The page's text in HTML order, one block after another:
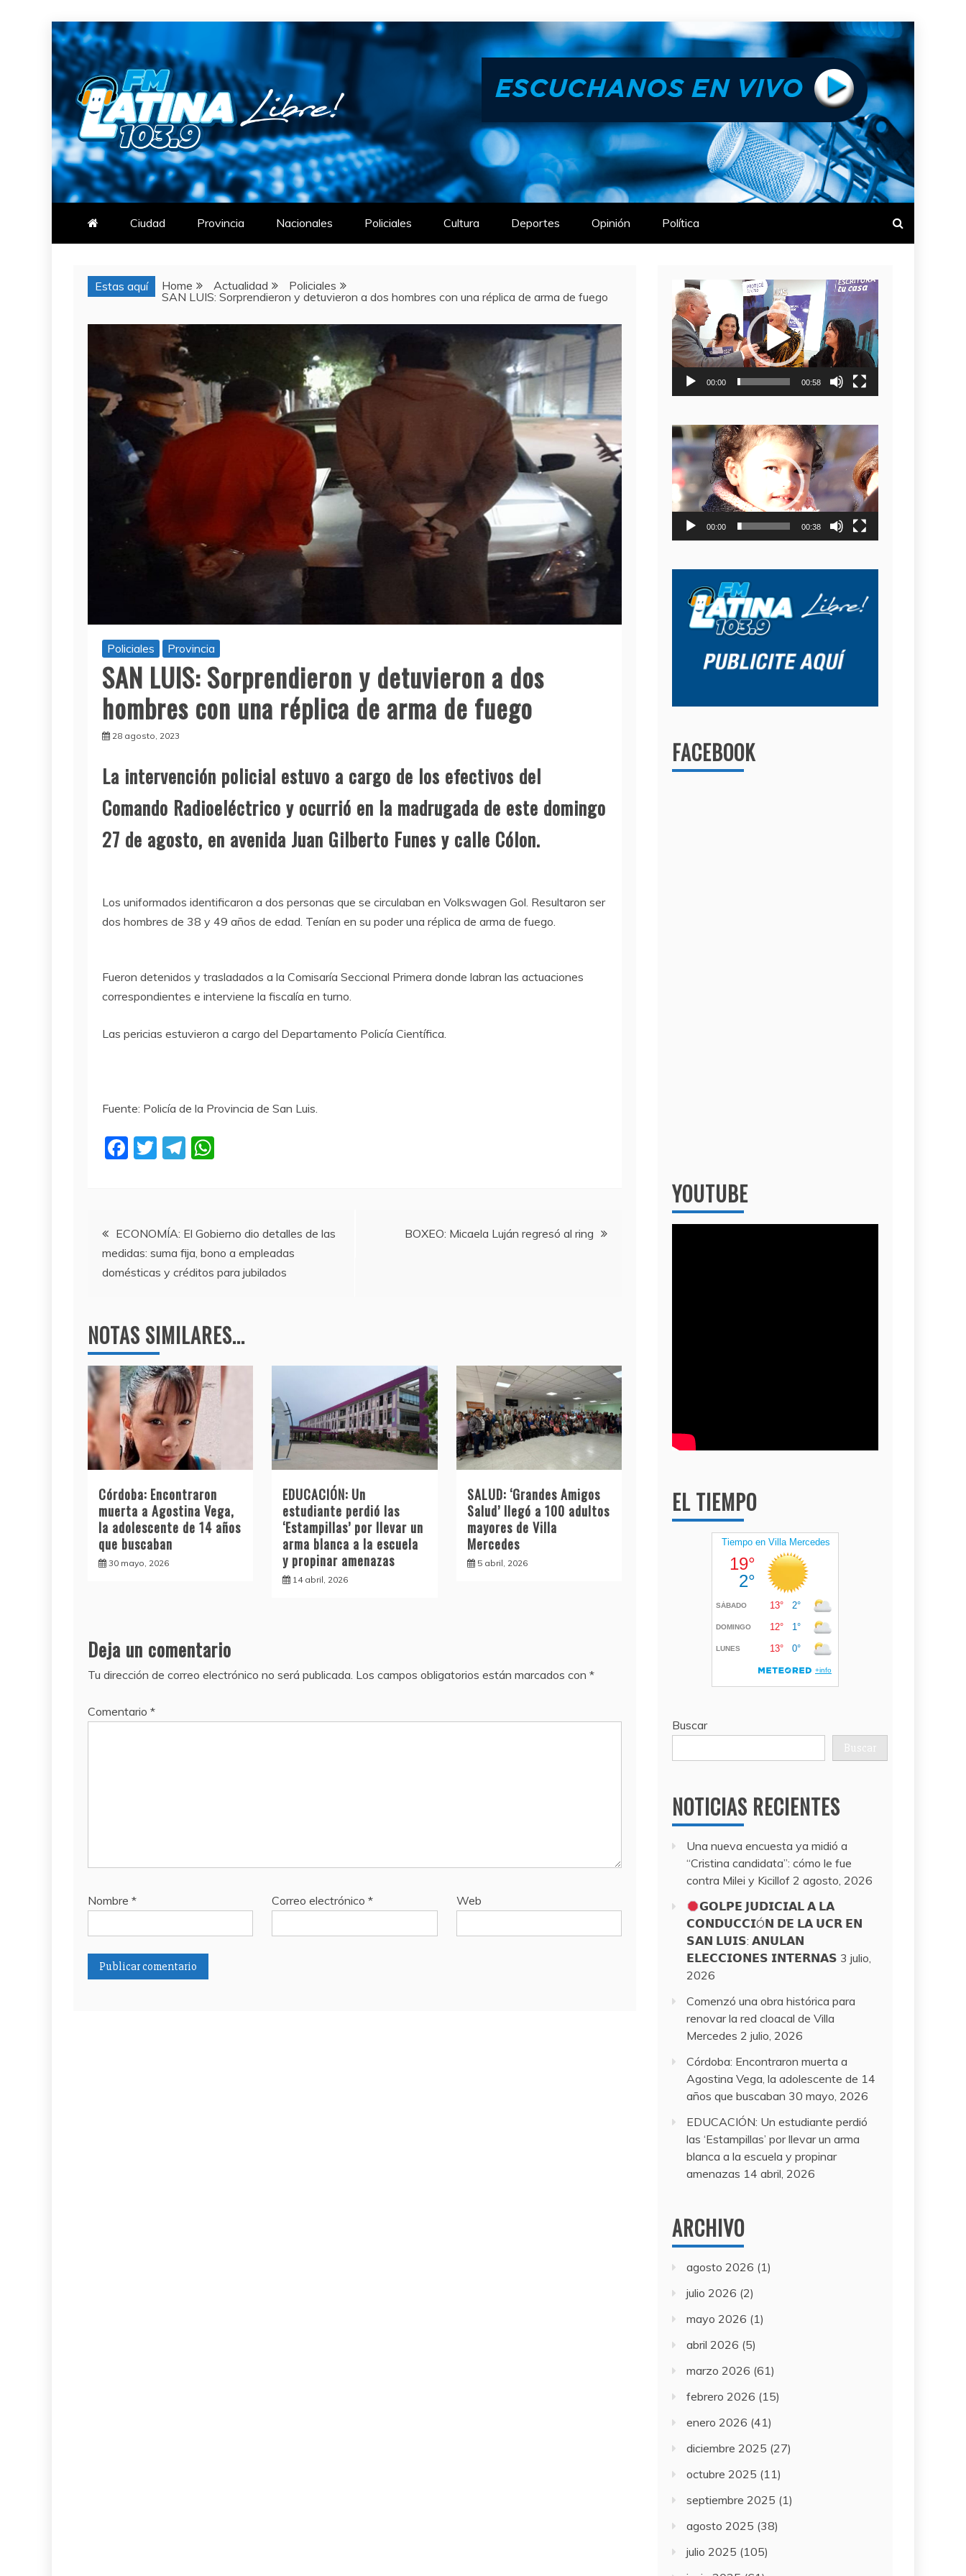
Skip
to
content
FM LATINA
NOTICIAS
Ciudad Provincia Nacionales Policiales Cultura Deportes Opinión Política
Estas aquí Home Actualidad
Policiales
SAN LUIS: Sorprendieron y detuvieron a dos hombres con una réplica de arma de fuego
Policiales Provincia
SAN LUIS: Sorprendieron y detuvieron a dos
hombres con una réplica de arma de fuego
28 agosto, 2023
La intervención policial estuvo a cargo de los efectivos del
Comando Radioeléctrico y ocurrió en la madrugada de este domingo
27 de agosto, en avenida Juan Gilberto Funes y calle Cólon.
Los uniformados identificaron a dos personas que se circulaban en Volkswagen Gol. Resultaron ser
dos hombres de 38 y 49 años de edad. Tenían en su poder una réplica de arma de fuego.
Fueron detenidos y trasladados a la Comisaría Seccional Primera donde labran las actuaciones
correspondientes e interviene la fiscalía en turno.
Las pericias estuvieron a cargo del Departamento Policía Científica.
Fuente: Policía de la Provincia de San Luis.
F
b
o
o
T
T
a
m
A
p
p
Navegación
de
ECONOMÍA: El Gobierno dio detalles de las
medidas: suma fija, bono a empleadas
domésticas y créditos para jubilados
BOXEO: Micaela Luján regresó al ring
NOTAS SIMILARES...
Córdoba: Encontraron
muerta a Agostina Vega,
la adolescente de 14 años
que buscaban
30 mayo, 2026
EDUCACIÓN: Un
estudiante perdió las
‘Estampillas’ por llevar un
arma blanca a la escuela
y propinar amenazas
14 abril, 2026
SALUD: ‘Grandes Amigos
Salud’ llegó a 100 adultos
mayores de Villa
Mercedes
5 abril, 2026
Deja un comentario
Tu dirección de correo electrónico no será publicada. Los campos obligatorios están marcados con *
Comentario *
Nombre * Correo electrónico* Web
Reproductor
de
video
00:00 00:58
Reproductor
de
video
00:00 00:38
FACEBOOK
YOUTUBE
EL TIEMPO
Buscar
Buscar
NOTICIAS RECIENTES
Una nueva encuesta ya midió a
“Cristina candidata”: cómo le fue
contra Milei y Kicillof 2 agosto, 2026
𝗚𝗢𝗟𝗣𝗘 𝗝𝗨𝗗𝗜𝗖𝗜𝗔𝗟 𝗔 𝗟𝗔
𝗖𝗢𝗡𝗗𝗨𝗖𝗖𝗜Ó𝗡 𝗗𝗘 𝗟𝗔 𝗨𝗖𝗥 𝗘𝗡
𝗦𝗔𝗡 𝗟𝗨𝗜𝗦: 𝗔𝗡𝗨𝗟𝗔𝗡
𝗘𝗟𝗘𝗖𝗖𝗜𝗢𝗡𝗘𝗦 𝗜𝗡𝗧𝗘𝗥𝗡𝗔𝗦 3 julio,
2026
Comenzó una obra histórica para
renovar la red cloacal de Villa
Mercedes 2 julio, 2026
Córdoba: Encontraron muerta a
Agostina Vega, la adolescente de 14
años que buscaban 30 mayo, 2026
EDUCACIÓN: Un estudiante perdió
las ‘Estampillas’ por llevar un arma
blanca a la escuela y propinar
amenazas 14 abril, 2026
ARCHIVO
agosto 2026 (1)
julio 2026 (2)
mayo 2026 (1)
abril 2026 (5)
marzo 2026 (61)
febrero 2026 (15)
enero 2026 (41)
diciembre 2025 (27)
octubre 2025 (11)
septiembre 2025 (1)
agosto 2025 (38)
julio 2025 (105)